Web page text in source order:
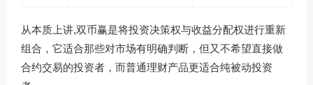
从本质上讲,双币赢是将投资决策权与收益分配权进行重新
组合，它适合那些对市场有明确判断，但又不希望直接做
合约交易的投资者，而普通理财产品更适合纯被动投资